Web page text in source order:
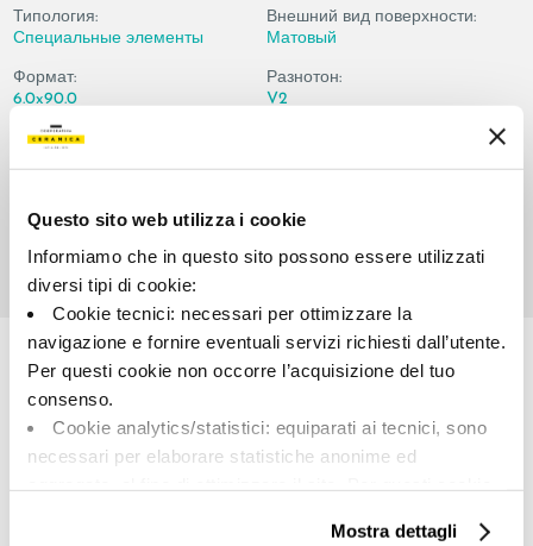
Questo sito web utilizza i cookie
Informiamo che in questo sito possono essere utilizzati
diversi tipi di cookie:
Cookie tecnici: necessari per ottimizzare la
navigazione e fornire eventuali servizi richiesti dall’utente.
Per questi cookie non occorre l’acquisizione del tuo
consenso.
Cookie analytics/statistici: equiparati ai tecnici, sono
necessari per elaborare statistiche anonime ed
Cookie di profilazione/marketing: sono utilizzati, solo
Mostra dettagli
Типология:
Специальные элементы
Формат:
6.0x90.0
Внешний вид поверхности:
Матовый
Разнотон:
V2
Share: